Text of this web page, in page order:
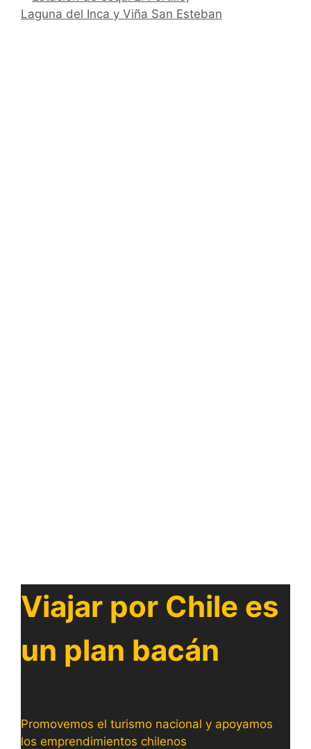
Viajar por Chile es
un plan bacán
Promovemos el turismo nacional y apoyamos
los emprendimientos chilenos